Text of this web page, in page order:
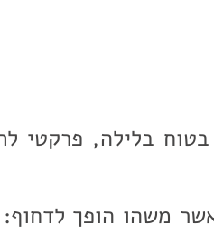
בלילה, פרקטי
משהו הופך